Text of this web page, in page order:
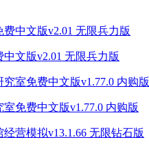
文版v2.01 无限兵力版
免费中文版v1.77.0 内购版